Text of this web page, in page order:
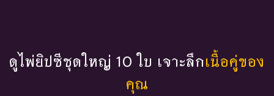
ดูไพ่ยิปซีชุดใหญ่ 10 ใบ เจาะลึกเนื้อคู่ของ
คุณ